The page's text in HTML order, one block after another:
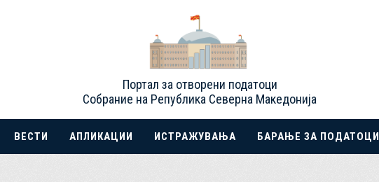
Портал за отворени податоци
Собрание на Република Северна Македонија
ВЕСТИ АПЛИКАЦИИ ИСТРАЖУВАЊА БАРАЊЕ ЗА ПОДАТОЦИ